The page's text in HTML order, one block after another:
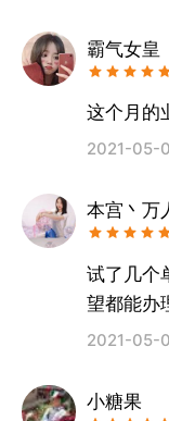
霸气女皇
这个月的
2021-05-
本宫丶万
试了几个
望都能办
2021-05-
小糖果